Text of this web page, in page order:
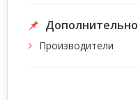
Дополнительно
Производители